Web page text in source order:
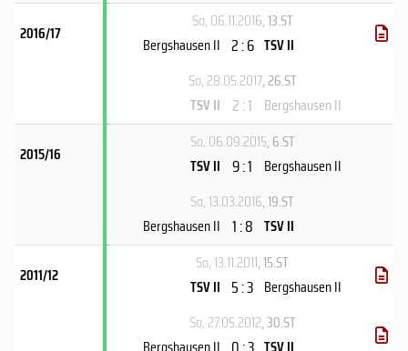
2016/17
So, 06.11.2016, 13.ST
Bergshausen II 2 : 6 TSV II
So, 28.05.2017, 26.ST
TSV II 2 : 1 Bergshausen II
2015/16
So, 06.09.2015, 6.ST
TSV II 9 : 1 Bergshausen II
So, 13.03.2016, 19.ST
Bergshausen II 1 : 8 TSV II
2011/12
So, 13.11.2011, 15.ST
TSV II 5 : 3 Bergshausen II
So, 27.05.2012, 30.ST